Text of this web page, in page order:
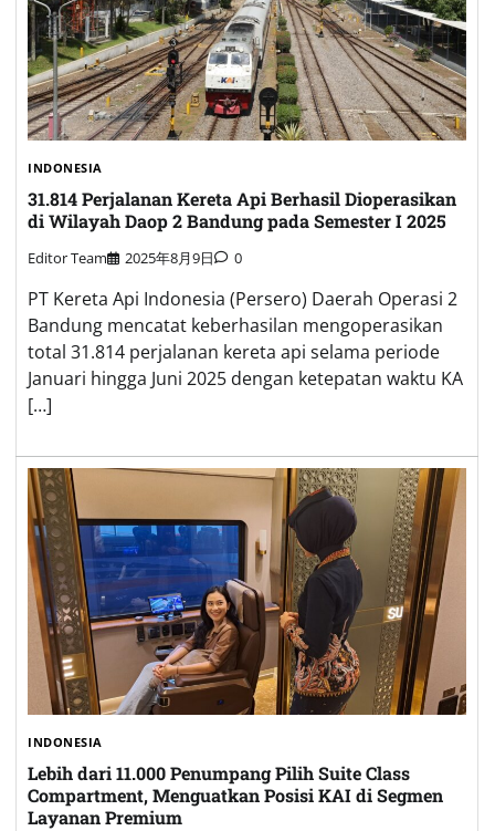
INDONESIA
31.814 Perjalanan Kereta Api Berhasil Dioperasikan
di Wilayah Daop 2 Bandung pada Semester I 2025
Editor Team 2025年8月9日 0
PT Kereta Api Indonesia (Persero) Daerah Operasi 2
Bandung mencatat keberhasilan mengoperasikan
total 31.814 perjalanan kereta api selama periode
Januari hingga Juni 2025 dengan ketepatan waktu KA
[…]
INDONESIA
Lebih dari 11.000 Penumpang Pilih Suite Class
Compartment, Menguatkan Posisi KAI di Segmen
Layanan Premium